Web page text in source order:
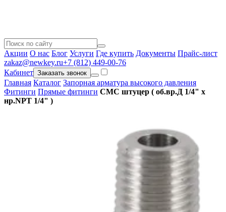
Акции О нас Блог Услуги Где купить Документы Прайс-лист
zakaz@newkey.ru+7 (812) 449-00-76
Кабинет Заказать звонок
Главная Каталог Запорная арматура высокого давления
Фитинги Прямые фитинги CMC штуцер ( об.вр.Д 1/4" x
нр.NPT 1/4" )